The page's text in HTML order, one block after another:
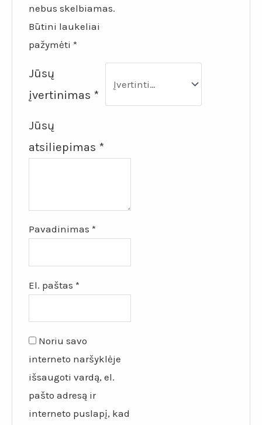
nebus skelbiamas.
Būtini laukeliai
pažymėti*
Jūsų
įvertinimas *
Jūsų
atsiliepimas *
Pavadinimas*
El. paštas*
Noriu savo
interneto naršyklėje
išsaugoti vardą, el.
pašto adresą ir
interneto puslapį, kad